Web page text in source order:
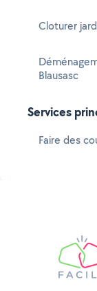
Cloturer
Blausasc
Services
Faire des